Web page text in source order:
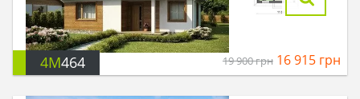
4M464 19 900грн 16 915 грн